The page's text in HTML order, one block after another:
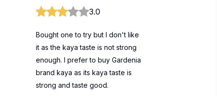
3.0
Bought one to try but I don't like
it as the kaya taste is not strong
enough. I prefer to buy Gardenia
brand kaya as its kaya taste is
strong and taste good.